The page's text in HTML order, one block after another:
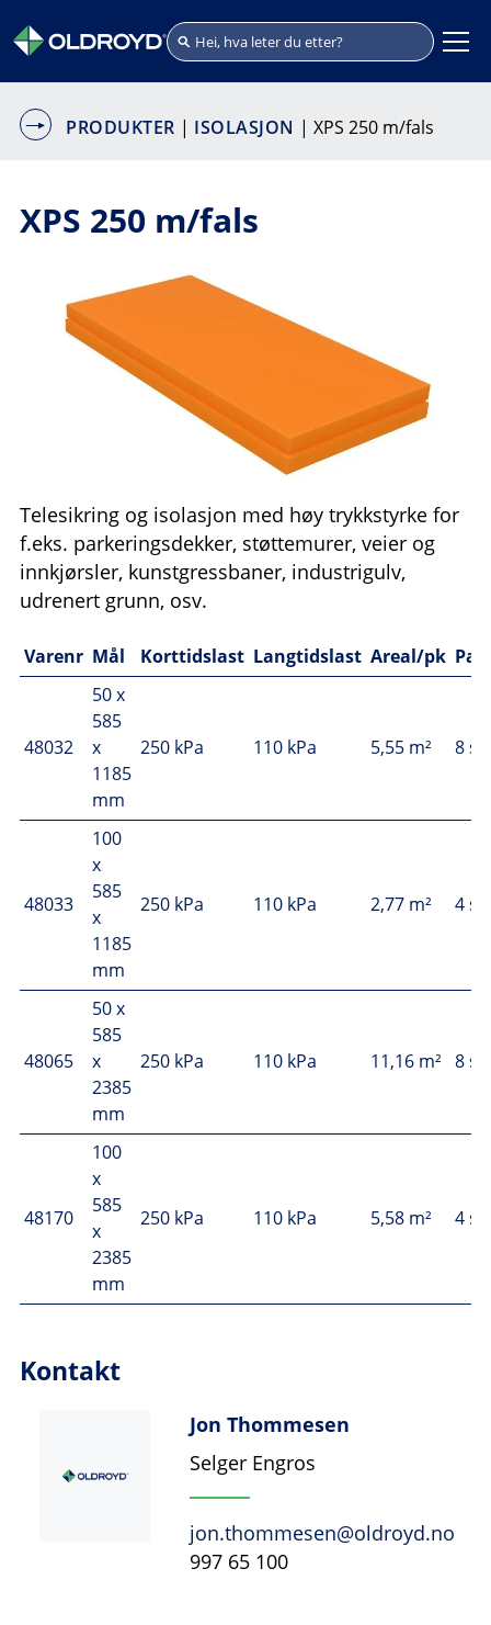
PRODUKTER | ISOLASJON | XPS 250 m/fals
XPS 250 m/fals
Telesikring og isolasjon med høy trykkstyrke for
f.eks. parkeringsdekker, støttemurer, veier og
innkjørsler, kunstgressbaner, industrigulv,
udrenert grunn, osv.
Varenr Mål Korttidslast Langtidslast Areal/pk
48032
50 x
585
x
1185
mm
250 kPa 110 kPa 5,55 m² 8
48033
100
x
585
x
1185
mm
250 kPa 110 kPa 2,77 m² 4
48065
50 x
585
x
2385
mm
250 kPa 110 kPa 11,16 m² 8
48170
100
x
585
x
2385
mm
250 kPa 110 kPa 5,58 m² 4
Kontakt
Jon Thommesen
Selger Engros
jon.thommesen@oldroyd.no
997 65 100